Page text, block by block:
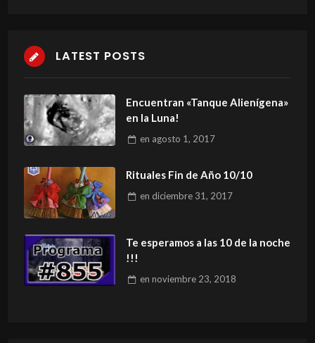
LATEST POSTS
Encuentran «Tanque Alienígena»
en la Luna!
en agosto 1, 2017
Rituales Fin de Año 10/10
en diciembre 31, 2017
Te esperamos a las 10 de la noche
!!!
en noviembre 23, 2018